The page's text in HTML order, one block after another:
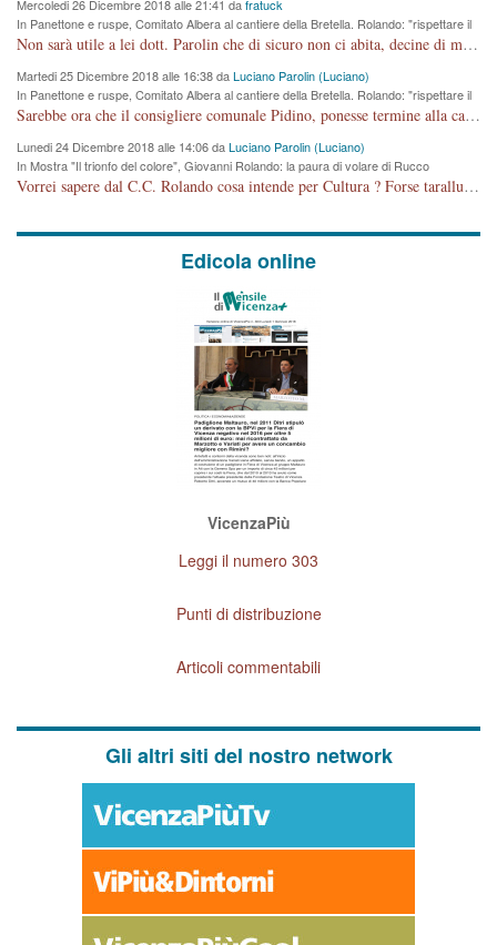
Mercoledi 26 Dicembre 2018 alle 21:41 dafratuck
In Panettone e ruspe, Comitato Albera al cantiere della Bretella. Rolando: "rispettare il
cronoprogramma"
Non sarà utile a lei dott. Parolin che di sicuro non ci abita, decine di migliaia di TIR, automobili e padroncini che passano quotidianamente per una strada appena rotabile, non è più possibile stendere i panni, attraversare la strada senza rischiare la morte, le case stanno crepando, i tempi sono cambiati e la bretella non passerà assolutamente per maddalene (ma cosa sta a dire?!), dia invece responsabilità a chi ha costruito tagliando la strada che doveva invece terminare a isola vicentina e non al moracchino lasciando Motta di Costabissara ancora in panne di traffico. I tempi sono cambiati dottore e se l'anagrafe della vita stagna nell'essere umano impressioni conservatrici, la società non le considera perchè va avanti, si industrializza e ha bisogno di infrastrutture e di sviluppo. Ultima considerazione, se è geloso di Rolando perchè vede in lui solo campagne politiche mentre si difendono i SOLI diritti dei cittadini, la preghiamo faccia considerazioni più appropriate. Saluti e complimenti per i suoi scritti.
Martedi 25 Dicembre 2018 alle 16:38 daLuciano Parolin (Luciano)
In Panettone e ruspe, Comitato Albera al cantiere della Bretella. Rolando: "rispettare il
cronoprogramma"
Sarebbe ora che il consigliere comunale Pidino, ponesse termine alla campagna elettorale nel territorio del suo seggio Villaggio del Sole. La tiraca è iniziata, distruggerà 6 km di prateria ovest della città, ricca di fonti e sorgenti d'acqua. I cittadini di Maddalene non avranno più Pace la notte. Molta colpa per la costruzione di questa Strada è proprio del signor Rolando,dei suoi gazebo mobili e che vuol far passare questa opera VANDALICA come progetto "utile" a chi ? Non è cosa seria sig. Rolando!
Lunedi 24 Dicembre 2018 alle 14:06 daLuciano Parolin (Luciano)
In Mostra "Il trionfo del colore", Giovanni Rolando: la paura di volare di Rucco
Vorrei sapere dal C.C. Rolando cosa intende per Cultura ? Forse tarallucci, vino e sagre, o spaghetti tricolori del PD ? Il continuo (s)parlare della mostra a Palazzo Chiericati caro consigliere DANNEGGIA FORTEMENTE l'immagine della città TUTTA e fa deviare i consensi che in RUSSIA (badi bene ex U.R.S.S.) sono ECCELLENTI. A livello artistico l'evento è di alta Valenza culturale, COMPITO di Tutta la Cittadinanza fare il possibile per propagandare l'iniziativa senza farne UN CASO PARTITICO come fa Lei da sempre. Meno Gazebo + Partecipazione! E così sia. Amen.
Edicola online
VicenzaPiù
Leggi il numero 303
Punti di distribuzione
Articoli commentabili
Gli altri siti del nostro network